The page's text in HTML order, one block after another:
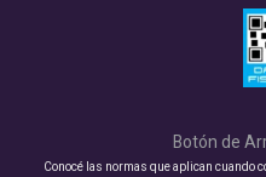
Botón de
Conocé las normas que aplican cuando